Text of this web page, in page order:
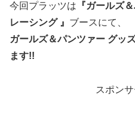
今回プラッツは 『ガールズ
レーシング 』 ブースにて、
ガールズ＆パンツァー グッ
ます!!
スポン